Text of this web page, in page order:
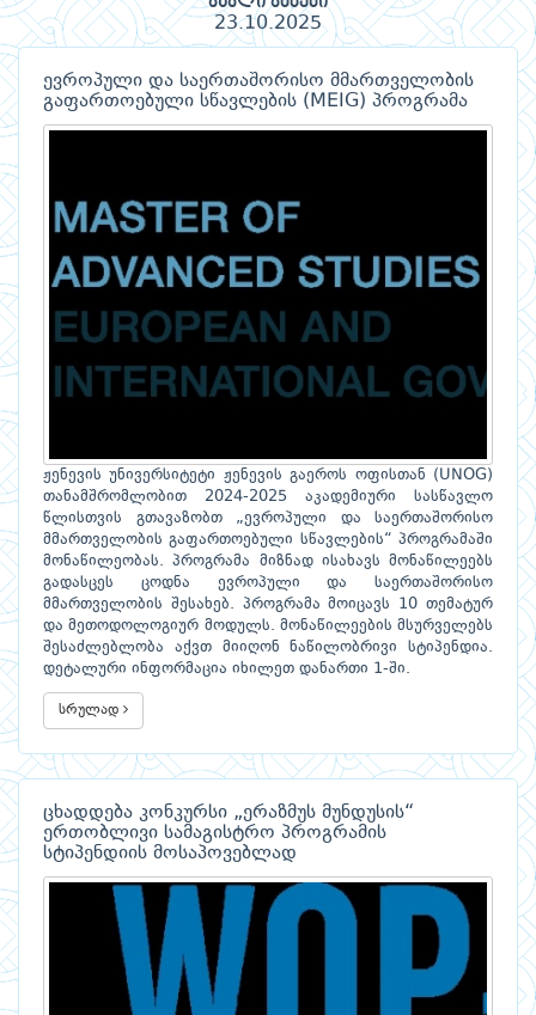
23.10.2025
ევროპული და საერთაშორისო მმართველობის
გაფართოებული სწავლების (MEIG) პროგრამა
ჟენევის უნივერსიტეტი ჟენევის გაეროს ოფისთან (UNOG)
თანამშრომლობით 2024-2025 აკადემიური სასწავლო
წლისთვის გთავაზობთ „ევროპული და საერთაშორისო
მმართველობის გაფართოებული სწავლების“ პროგრამაში
მონაწილეობას. პროგრამა მიზნად ისახავს მონაწილეებს
გადასცეს ცოდნა ევროპული და საერთაშორისო
მმართველობის შესახებ. პროგრამა მოიცავს 10 თემატურ
და მეთოდოლოგიურ მოდულს. მონაწილეების მსურველებს
შესაძლებლობა აქვთ მიიღონ ნაწილობრივი სტიპენდია.
დეტალური ინფორმაცია იხილეთ დანართი 1-ში.
სრულად
ცხადდება კონკურსი „ერაზმუს მუნდუსის“
ერთობლივი სამაგისტრო პროგრამის
სტიპენდიის მოსაპოვებლად